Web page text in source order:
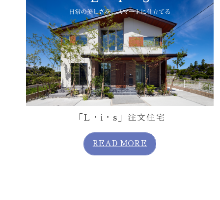
「L・i・s」注文住宅
READ MORE